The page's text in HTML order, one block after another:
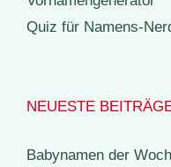
Quiz für Namens-
NEUESTE
Babynamen der